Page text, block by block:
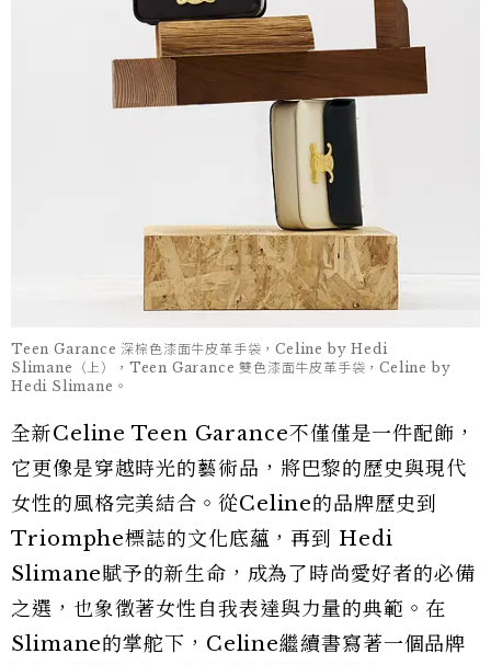
Teen Garance 深棕色漆面牛皮革手袋，Celine by Hedi
Slimane（上），Teen Garance 雙色漆面牛皮革手袋，Celine by
Hedi Slimane。
全新Celine Teen Garance不僅僅是一件配飾，
它更像是穿越時光的藝術品，將巴黎的歷史與現代
女性的風格完美結合。從Celine的品牌歷史到
Triomphe標誌的文化底蘊，再到 Hedi
Slimane賦予的新生命，成為了時尚愛好者的必備
之選，也象徵著女性自我表達與力量的典範。在
Slimane的掌舵下，Celine繼續書寫著一個品牌